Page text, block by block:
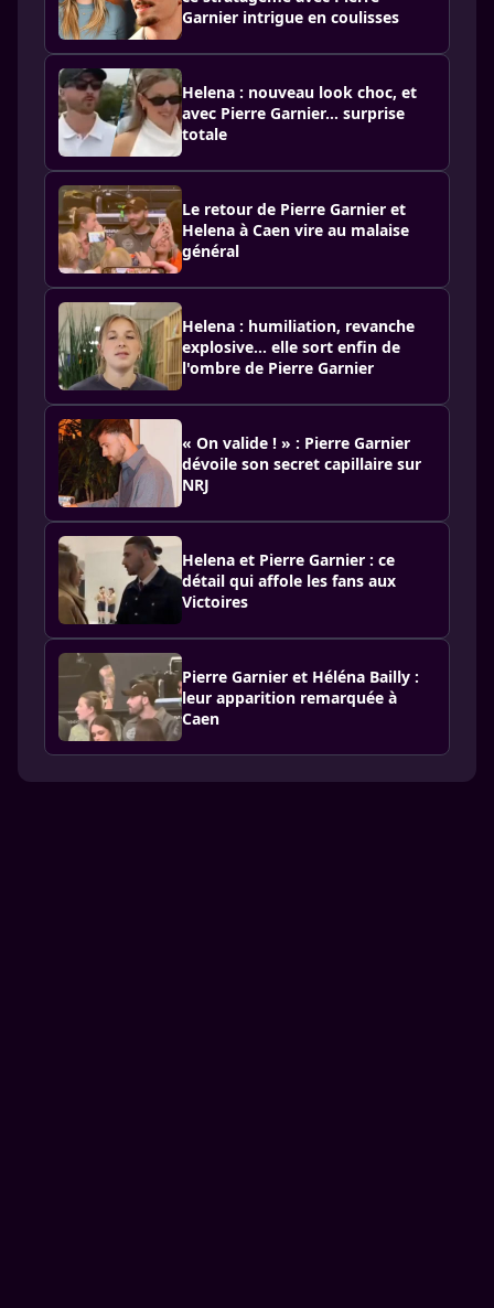
Garnier intrigue en coulisses
Helena : nouveau look choc, et
avec Pierre Garnier… surprise
totale
Le retour de Pierre Garnier et
Helena à Caen vire au malaise
général
Helena : humiliation, revanche
explosive… elle sort enfin de
l'ombre de Pierre Garnier
« On valide ! » : Pierre Garnier
dévoile son secret capillaire sur
NRJ
Helena et Pierre Garnier : ce
détail qui affole les fans aux
Victoires
Pierre Garnier et Héléna Bailly :
leur apparition remarquée à
Caen